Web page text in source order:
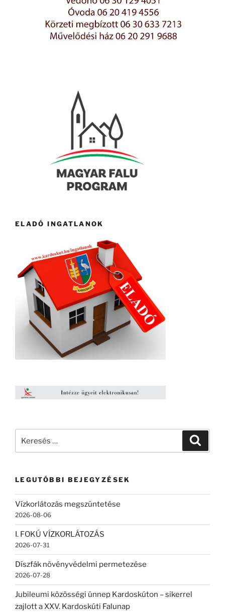
ELADÓ INGATLANOK
LEGUTÓBBI BEJEGYZÉSEK
Vízkorlátozás megszüntetése
2026-08-06
I. FOKÚ VÍZKORLÁTOZÁS
2026-07-31
Díszfák növényvédelmi permetezése
2026-07-28
Jubileumi közösségi ünnep Kardoskúton – sikerrel
zajlott a XXV. Kardoskúti Falunap